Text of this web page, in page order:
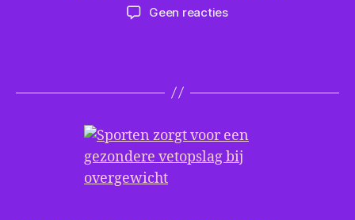
Geen reactiesop
gezondere
bij
overgewicht